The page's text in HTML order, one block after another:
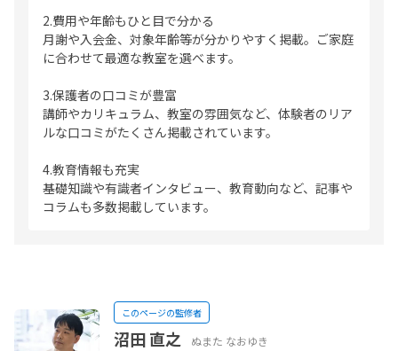
2.費用や年齢もひと目で分かる
月謝や入会金、対象年齢等が分かりやすく掲載。ご家庭
に合わせて最適な教室を選べます。
3.保護者の口コミが豊富
講師やカリキュラム、教室の雰囲気など、体験者のリア
ルな口コミがたくさん掲載されています。
4.教育情報も充実
基礎知識や有識者インタビュー、教育動向など、記事や
コラムも多数掲載しています。
このページの監修者
沼田 直之
ぬまた なおゆき